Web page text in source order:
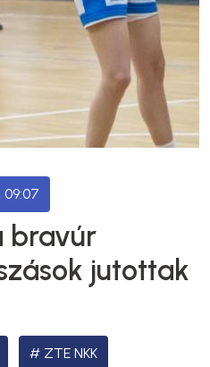
09:07
bravúr
jutottak
ZTE NKK